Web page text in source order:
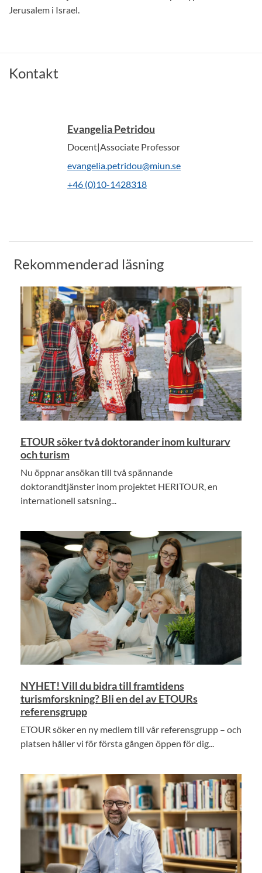
Jerusalem i Israel.
Kontakt
Evangelia Petridou
Docent|Associate Professor
evangelia.petridou@miun.se
+46 (0)10-1428318
Rekommenderad läsning
ETOUR söker två doktorander inom kulturarv
och turism
Nu öppnar ansökan till två spännande
doktorandtjänster inom projektet HERITOUR, en
internationell satsning...
NYHET! Vill du bidra till framtidens
turismforskning? Bli en del av ETOURs
referensgrupp
ETOUR söker en ny medlem till vår referensgrupp – och
platsen håller vi för första gången öppen för dig...